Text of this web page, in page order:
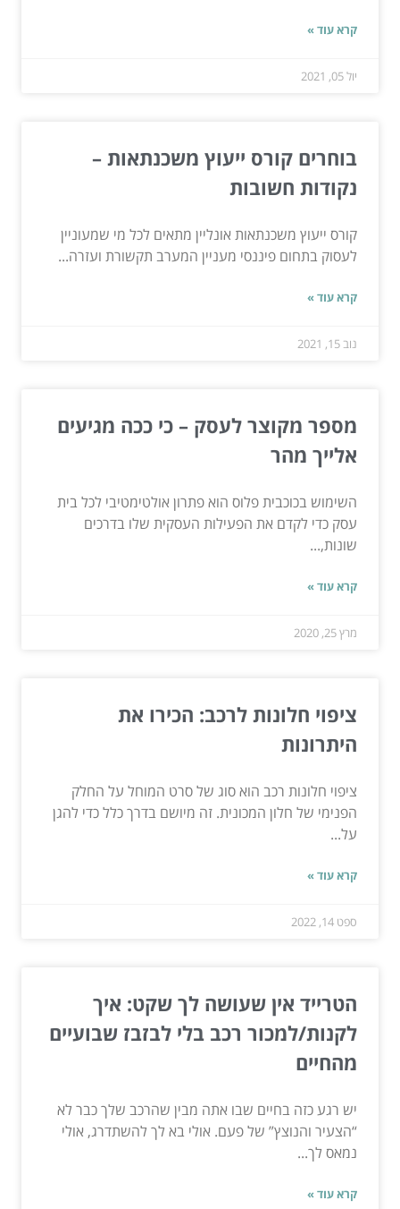
קרא עוד »
יול 05, 2021
בוחרים קורס ייעוץ משכנתאות –
נקודות חשובות
קורס ייעוץ משכנתאות אונליין מתאים לכל מי שמעוניין
לעסוק בתחום פיננסי מעניין המערב תקשורת ועזרה...
קרא עוד »
נוב 15, 2021
מספר מקוצר לעסק – כי ככה מגיעים
אלייך מהר
השימוש בכוכבית פלוס הוא פתרון אולטימטיבי לכל בית
עסק כדי לקדם את הפעילות העסקית שלו בדרכים
שונות,...
קרא עוד »
מרץ 25, 2020
ציפוי חלונות לרכב: הכירו את
היתרונות
ציפוי חלונות רכב הוא סוג של סרט המוחל על החלק
הפנימי של חלון המכונית. זה מיושם בדרך כלל כדי להגן
על...
קרא עוד »
ספט 14, 2022
הטרייד אין שעושה לך שקט: איך
לקנות/למכור רכב בלי לבזבז שבועיים
מהחיים
יש רגע כזה בחיים שבו אתה מבין שהרכב שלך כבר לא
“הצעיר והנוצץ” של פעם. אולי בא לך להשתדרג, אולי
נמאס לך...
קרא עוד »